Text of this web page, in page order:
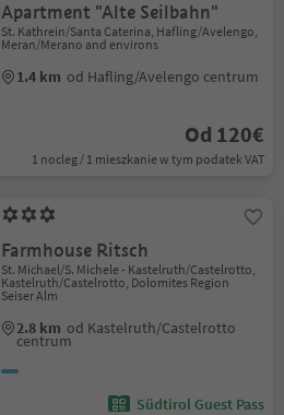
Apartment "Alte Seilbahn"
St. Kathrein/Santa Caterina, Hafling/Avelengo,
Meran/Merano and environs
1.4 km od Hafling/Avelengo centrum
Od 120€
1 nocleg / 1 mieszkanie w tym podatek VAT
Farmhouse Ritsch
St. Michael/S. Michele - Kastelruth/Castelrotto,
Kastelruth/Castelrotto, Dolomites Region
Seiser Alm
2.8 km od Kastelruth/Castelrotto
centrum
Südtirol Guest Pass